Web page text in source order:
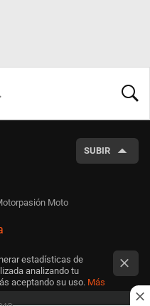
SUBIR
Moto
estadísticas de
analizando tu
aceptando su uso. Más